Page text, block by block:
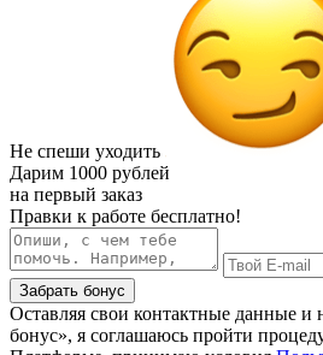
Не спеши уходить
Дарим 1000 рублей
на первый заказ
Правки к работе бесплатно!
Забрать бонус
Оставляя свои контактные данные и
бонус», я соглашаюсь пройти